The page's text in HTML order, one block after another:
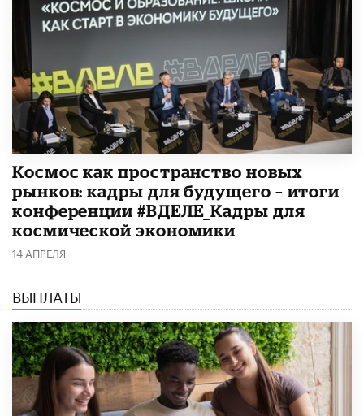
Космос как пространство новых
рынков: кадры для будущего – итоги
конференции #ВДЕЛЕ_Кадры для
космической экономики
14 АПРЕЛЯ
ВЫПЛАТЫ